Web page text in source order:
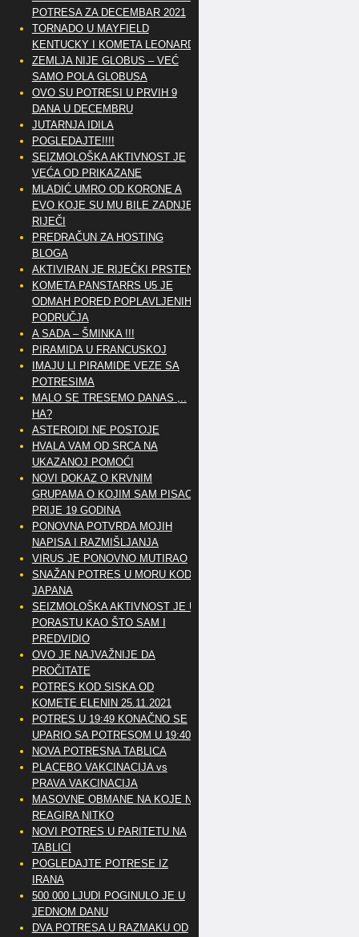
POTRESA ZA DECEMBAR 2021
TORNADO U MAYFIELD
KENTUCKY I KOMETA LEONARD
ZEMLJA NIJE GLOBUS – VEĆ
SAMO POLA GLOBUSA
OVO SU POTRESI U PRVIH 9
DANA U DECEMBRU
JUTARNJA IDILA
POGLEDAJTE!!!!
SEIZMOLOŠKA AKTIVNOST JE
VEĆA OD PRIKAZANE
MLADIĆ UMRO OD KORONE A
EVO KOJE SU MU BILE ZADNJE
RIJEČI
PREDRAČUN ZA HOSTING
BLOGA
AKTIVIRAN JE RIJEČKI PRSTEN
KOMETA PANSTARRS U5 JE
ODMAH PORED POPLAVLJENIH
PODRUČJA
A SADA – ŠMINKA !!!
PIRAMIDA U FRANCUSKOJ
IMAJU LI PIRAMIDE VEZE SA
POTRESIMA
MALO SE TRESEMO DANAS ,..
HA?
ASTEROIDI NE POSTOJE
HVALA VAM OD SRCA NA
UKAZANOJ POMOĆI
NOVI DOKAZ O KRVNIM
GRUPAMA O KOJIM SAM PISAO
PRIJE 19 GODINA
PONOVNA POTVRDA MOJIH
NAPISA I RAZMIŠLJANJA
VIRUS JE PONOVNO MUTIRAO
SNAŽAN POTRES U MORU KOD
JAPANA
SEIZMOLOŠKA AKTIVNOST JE U
PORASTU KAO ŠTO SAM I
PREDVIDIO
OVO JE NAJVAŽNIJE DA
PROČITATE
POTRES KOD SISKA OD
KOMETE ELENIN 25.11.2021
POTRES U 19:49 KONAČNO SE
UPARIO SA POTRESOM U 19:40
NOVA POTRESNA TABLICA
PLACEBO VAKCINACIJA vs
PRAVA VAKCINACIJA
MASOVNE OBMANE NA KOJE NE
REAGIRA NITKO
NOVI POTRES U PARITETU NA
TABLICI
POGLEDAJTE POTRESE IZ
IRANA
500 000 LJUDI POGINULO JE U
JEDNOM DANU
DVA POTRESA U RAZMAKU OD